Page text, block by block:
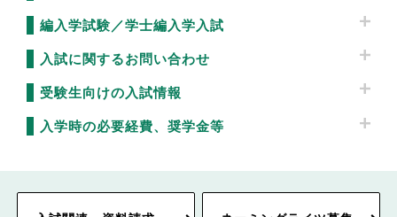
編入学試験／学士編入学入試
入試に関するお問い合わせ
受験生向けの入試情報
入学時の必要経費、奨学金等